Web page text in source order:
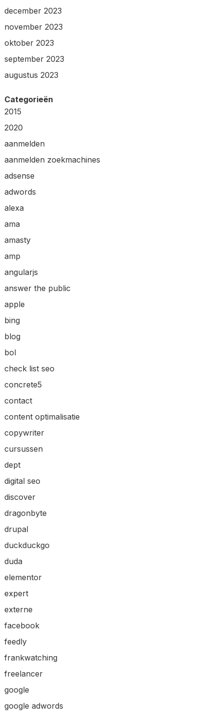
december 2023
november 2023
oktober 2023
september 2023
augustus 2023
Categorieën
2015
2020
aanmelden
aanmelden zoekmachines
adsense
adwords
alexa
ama
amasty
amp
angularjs
answer the public
apple
bing
blog
bol
check list seo
concrete5
contact
content optimalisatie
copywriter
cursussen
dept
digital seo
discover
dragonbyte
drupal
duckduckgo
duda
elementor
expert
externe
facebook
feedly
frankwatching
freelancer
google
google adwords